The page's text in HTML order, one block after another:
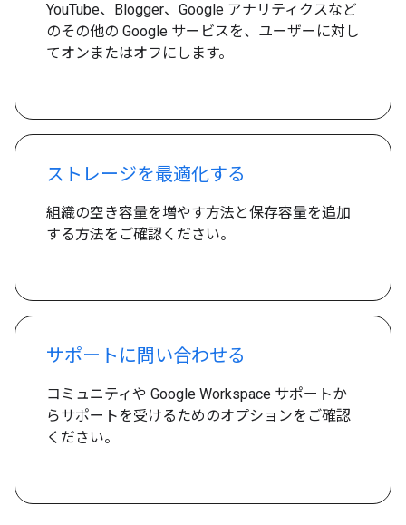
YouTube、Blogger、Google アナリティクスなど
のその他の Google サービスを、ユーザーに対し
てオンまたはオフにします。
ストレージを最適化する
組織の空き容量を増やす方法と保存容量を追加
する方法をご確認ください。
サポートに問い合わせる
コミュニティや Google Workspace サポートか
らサポートを受けるためのオプションをご確認
ください。